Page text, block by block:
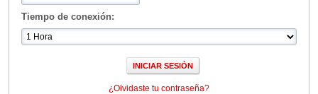
Tiempo de conexión:
¿Olvidaste tu contraseña?